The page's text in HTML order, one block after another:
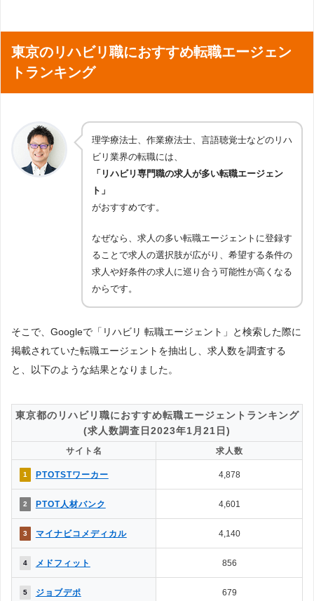
東京のリハビリ職におすすめ転職エージェン
トランキング
理学療法士、作業療法士、言語聴覚士などのリハ
ビリ業界の転職には、
「リハビリ専門職の求人が多い転職エージェン
ト」
がおすすめです。
なぜなら、求人の多い転職エージェントに登録す
ることで求人の選択肢が広がり、希望する条件の
求人や好条件の求人に巡り合う可能性が高くなる
からです。
そこで、Googleで「リハビリ 転職エージェント」と検索した際に
掲載されていた転職エージェントを抽出し、求人数を調査する
と、以下のような結果となりました。
東京都のリハビリ職におすすめ転職エージェントランキング
(求人数調査日2023年1月21日)
サイト名 求人数
1 PTOTSTワーカー 4,878
2 PTOT人材バンク 4,601
3 マイナビコメディカル 4,140
4 メドフィット 856
5 ジョブデポ 679